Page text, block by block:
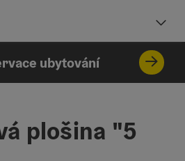
ubytování
plošina "5